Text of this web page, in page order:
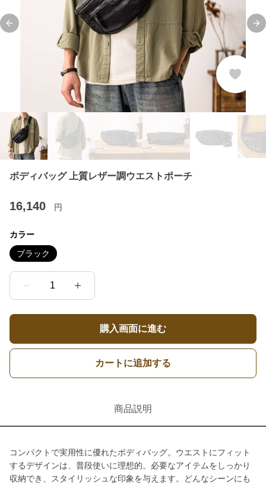
Previous slide
ボディバッグ 上質レザー調ウエストポーチ
16,140 円
カラー
ブラック
1
購入画面に進む
カートに追加する
商品説明
コンパクトで実用性に優れたボディバッグ。ウエストにフィット
するデザインは、普段使いに理想的。必要なアイテムをしっかり
収納でき、スタイリッシュな印象を与えます。どんなシーンにも